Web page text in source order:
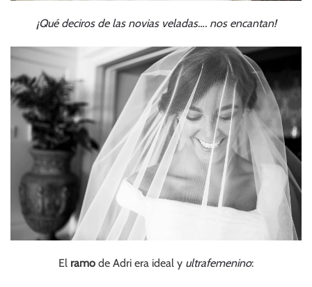
¡Qué deciros de las novias veladas…. nos encantan!
El ramo de Adri era ideal y ultrafemenino: